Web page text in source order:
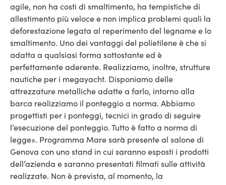
agile, non ha costi di smaltimento, ha tempistiche di
allestimento più veloce e non implica problemi quali la
deforestazione legata al reperimento del legname e lo
smaltimento. Uno dei vantaggi del polietilene è che si
adatta a qualsiasi forma sottostante ed è
perfettamente aderente. Realizziamo, inoltre, strutture
nautiche per i megayacht. Disponiamo delle
attrezzature metalliche adatte a farlo, intorno alla
barca realizziamo il ponteggio a norma. Abbiamo
progettisti per i ponteggi, tecnici in grado di seguire
l’esecuzione del ponteggio. Tutto è fatto a norma di
legge». Programma Mare sarà presente al salone di
Genova con uno stand in cui saranno esposti i prodotti
dell’azienda e saranno presentati filmati sulle attività
realizzate. Non è prevista, al momento, la